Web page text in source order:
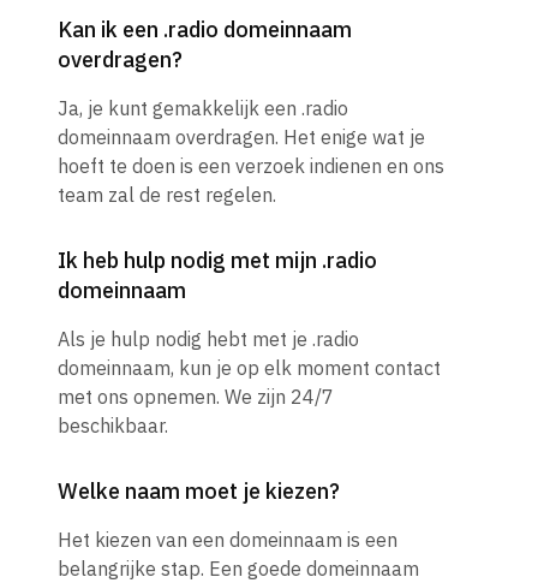
Kan ik een .radio domeinnaam
overdragen?
Ja, je kunt gemakkelijk een .radio
domeinnaam overdragen. Het enige wat je
hoeft te doen is een verzoek indienen en ons
team zal de rest regelen.
Ik heb hulp nodig met mijn .radio
domeinnaam
Als je hulp nodig hebt met je .radio
domeinnaam, kun je op elk moment contact
met ons opnemen. We zijn 24/7
beschikbaar.
Welke naam moet je kiezen?
Het kiezen van een domeinnaam is een
belangrijke stap. Een goede domeinnaam